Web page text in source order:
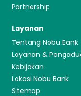
Partnership
Layanan
Tentang Nobu Bank
Layanan &
Kebijakan
Lokasi Nobu Bank
Sitemap